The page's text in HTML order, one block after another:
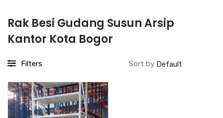
Rak Besi Gudang Susun Arsip
Kantor Kota Bogor
Filters Sort by